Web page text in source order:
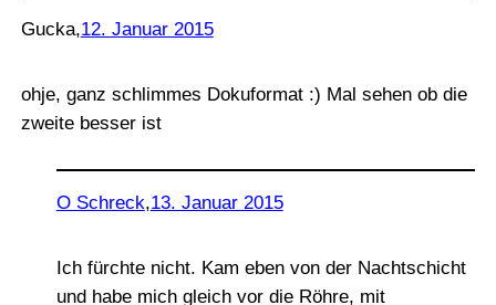
Gucka,12. Januar 2015
ohje, ganz schlimmes Dokuformat :) Mal sehen ob die
zweite besser ist
O Schreck,13. Januar 2015
Ich fürchte nicht. Kam eben von der Nachtschicht
und habe mich gleich vor die Röhre, mit